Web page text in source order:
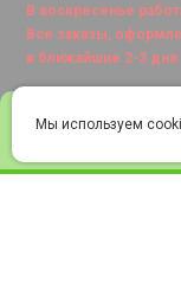
Войти
В воскресенье
Все заказы,
в ближайшие 2-3 дня.
Мы используем